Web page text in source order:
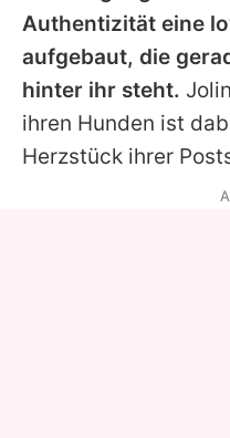
Authentizität eine
aufgebaut, die
hinter ihr steht.
ihren Hunden ist
Herzstück ihrer